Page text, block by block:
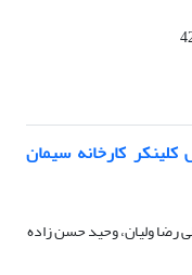
کارخانه سیمان
رضا ولیان، وحید حسن زاده